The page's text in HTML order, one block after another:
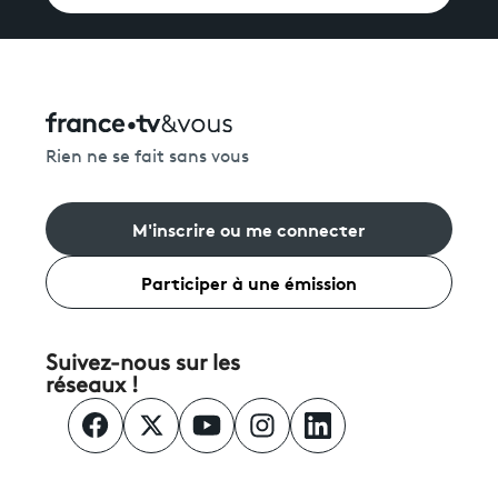
Rien ne se fait sans vous
M'inscrire ou me connecter
Participer à une émission
Suivez-nous sur les
réseaux !